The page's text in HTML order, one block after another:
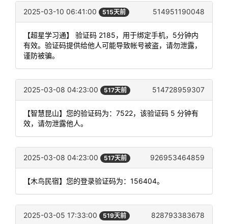
2025-03-10 06:41:00 515天前 514951190048
【超星学习通】 验证码 2185，用于绑定手机，5分钟内
有效。验证码提供给他人可能导致帐号被盗，请勿泄露，
谨防被骗。
2025-03-08 04:23:00 517天前 514728959307
【智慧昆山】您的验证码为：7522，该验证码 5 分钟有
效，请勿泄露他人。
2025-03-08 04:23:00 517天前 926953464859
【木鸟民宿】您的登录验证码为：156404。
2025-03-05 17:33:00 519天前 828793383678